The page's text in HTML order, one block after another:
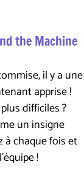
the Machine
il y a une
apprise !
difficiles ?
un insigne
à chaque fois et
!